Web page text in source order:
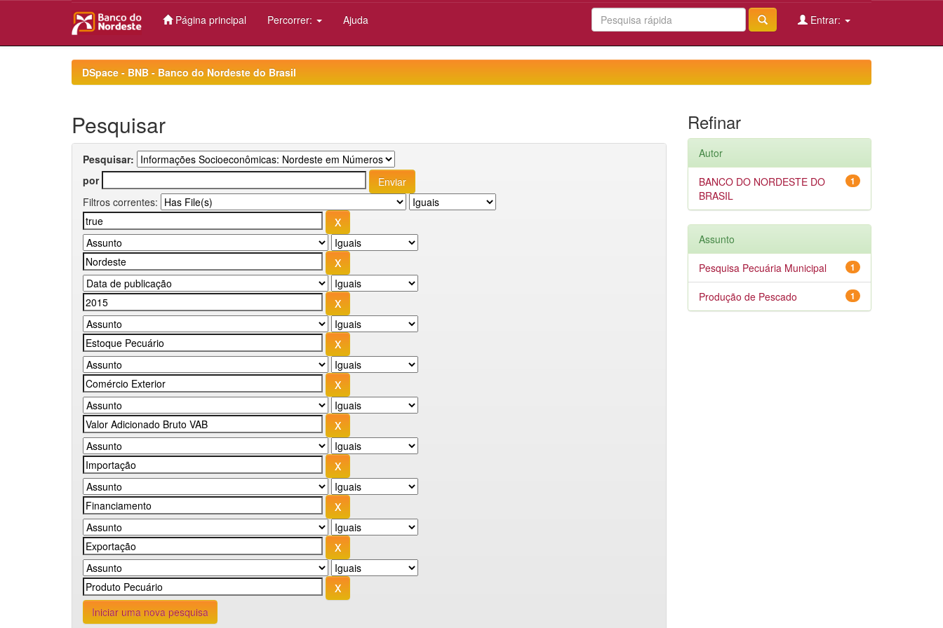
Página principal Percorrer: Ajuda Entrar:
DSpace - BNB - Banco do Nordeste do Brasil
Pesquisar
Pesquisar:
por
Filtros correntes:
Iniciar uma nova pesquisa
Refinar
Autor
1
BANCO DO NORDESTE DO
BRASIL
Assunto
1
Pesquisa Pecuária Municipal
1
Produção de Pescado